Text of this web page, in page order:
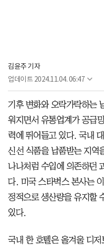
김윤주 기자
업데이트 2024.11.04. 06:47
기후 변화와 오락가락하는
워지면서 유통업계가 공급
력에 뛰어들고 있다. 국내
신선 식품을 납품받는 지역
나나처럼 수입에 의존하던
다. 미국 스타벅스 본사는
정적으로 생산량을 유지할
있다.
국내 한 호텔은 올겨울 디